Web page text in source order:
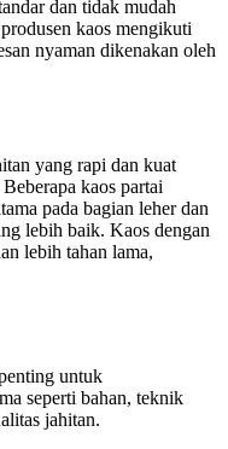
dan tidak mudah
kaos mengikuti
nyaman dikenakan oleh
yang rapi dan kuat
kaos partai
pada bagian leher dan
lebih baik. Kaos dengan
lebih tahan lama,
untuk
seperti bahan, teknik
jahitan.